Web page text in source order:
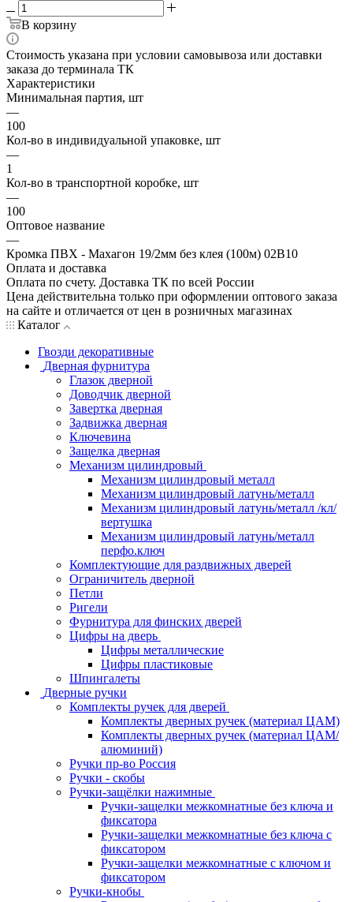
В корзину
Стоимость указана при условии самовывоза или доставки
заказа до терминала ТК
Характеристики
Минимальная партия, шт
—
100
Кол-во в индивидуальной упаковке, шт
—
1
Кол-во в транспортной коробке, шт
—
100
Оптовое название
—
Кромка ПВХ - Махагон 19/2мм без клея (100м) 02В10
Оплата и доставка
Оплата по счету. Доставка ТК по всей России
Цена действительна только при оформлении оптового заказа
на сайте и отличается от цен в розничных магазинах
Каталог
Гвозди декоративные
Дверная фурнитура
Глазок дверной
Доводчик дверной
Завертка дверная
Задвижка дверная
Ключевина
Защелка дверная
Механизм цилиндровый
Механизм цилиндровый металл
Механизм цилиндровый латунь/металл
Механизм цилиндровый латунь/металл /кл/
вертушка
Механизм цилиндровый латунь/металл
перфо.ключ
Комплектующие для раздвижных дверей
Ограничитель дверной
Петли
Ригели
Фурнитура для финских дверей
Цифры на дверь
Цифры металлические
Цифры пластиковые
Шпингалеты
Дверные ручки
Комплекты ручек для дверей
Комплекты дверных ручек (материал ЦАМ)
Комплекты дверных ручек (материал ЦАМ/
алюминий)
Ручки пр-во Россия
Ручки - скобы
Ручки-защёлки нажимные
Ручки-защелки межкомнатные без ключа и
фиксатора
Ручки-защелки межкомнатные без ключа с
фиксатором
Ручки-защелки межкомнатные с ключом и
фиксатором
Ручки-кнобы